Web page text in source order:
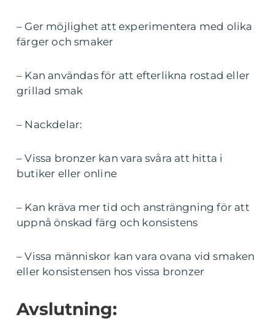
– Ger möjlighet att experimentera med olika
färger och smaker
– Kan användas för att efterlikna rostad eller
grillad smak
– Nackdelar:
– Vissa bronzer kan vara svåra att hitta i
butiker eller online
– Kan kräva mer tid och ansträngning för att
uppnå önskad färg och konsistens
– Vissa människor kan vara ovana vid smaken
eller konsistensen hos vissa bronzer
Avslutning: